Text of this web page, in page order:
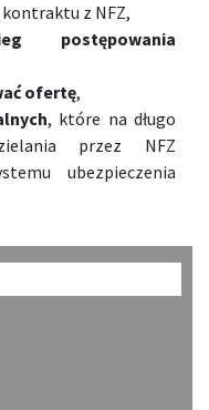
kontraktu z NFZ,
postępowania
ofertę,
, które na długo
przez NFZ
ubezpieczenia